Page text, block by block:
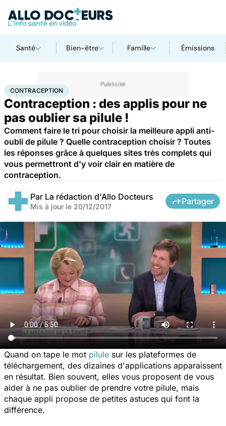
Santé Bien-être Famille Émissions
AccueilSantéContraception
CONTRACEPTION
Contraception : des applis pour ne
pas oublier sa pilule !
Comment faire le tri pour choisir la meilleure appli anti-
oubli de pilule ? Quelle contraception choisir ? Toutes
les réponses grâce à quelques sites très complets qui
vous permettront d'y voir clair en matière de
contraception.
Par La rédaction d'Allo Docteurs
Mis à jour le 20/12/2017
Partager
Quand on tape le mot pilule sur les plateformes de
téléchargement, des dizaines d'applications apparaissent
en résultat. Bien souvent, elles vous proposent de vous
aider à ne pas oublier de prendre votre pilule, mais
chaque appli propose de petites astuces qui font la
différence.